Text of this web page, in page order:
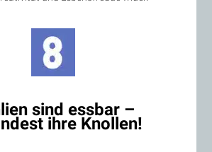
sind essbar –
ihre Knollen!